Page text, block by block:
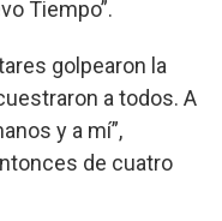
Tiempo”.
golpearon la
a todos. A
y a mí”,
de cuatro